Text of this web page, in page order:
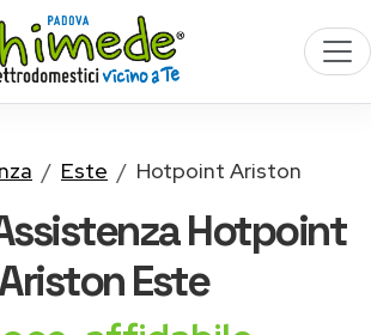
Este Hotpoint Ariston
Hotpoint
Este